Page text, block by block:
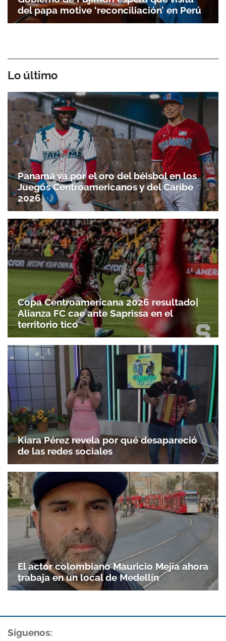
Gracias por suscribirte a nuestro boletín.
ACEPTAR
del papa motive ‘reconciliación’ en Perú
Lo último
Panamá va por el oro del béisbol en los
Juegos Centroamericanos y del Caribe
2026
Copa Centroamericana 2026 resultado|
Alianza FC cae ante Saprissa en el
territorio tico
Kiara Pérez revela por qué desapareció
de las redes sociales
El actor colombiano Mauricio Mejía ahora
trabaja en un local de Medellín
Síguenos: